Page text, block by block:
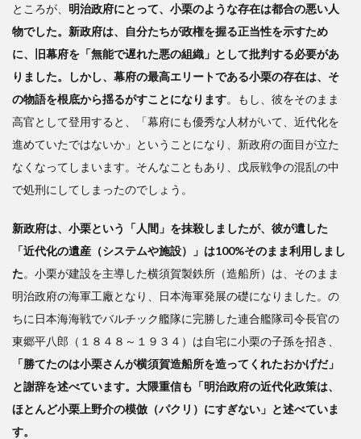
ところが、 明治政府にとって、小栗のような存在は都合の悪い人
物でした。新政府は、自分たちが政権を握る正当性を示すため
に、旧幕府を「無能で遅れた悪の組織」として批判する必要があ
りました。しかし、幕府の最高エリートである小栗の存在は、そ
の物語を根底から揺るがすことになります。もし、彼をそのまま
高官として登用すると、「幕府にも優秀な人材がいて、近代化を
進めていたではないか」ということになり、新政府の面目が立た
なくなってしまいます。そんなこともあり、戊辰戦争の混乱の中
で処刑にしてしまったのでしょう。
新政府は、小栗という「人間」を抹殺しましたが、彼が遺した
「近代化の遺産（システムや施設）」は100%そのまま利用しまし
た。小栗が建設を主導した横須賀製鉄所（造船所）は、そのまま
明治政府の海軍工廠となり、日本海軍発展の礎になりました。の
ちに日本海海戦でバルチック艦隊に完勝した連合艦隊司令長官の
東郷平八郎（１８４８～１９３４）は自宅に小栗の子孫を招き、
「勝てたのは小栗さんが横須賀造船所を造ってくれたおかげだ」
と謝辞を述べています。大隈重信も「明治政府の近代化政策は、
ほとんど小栗上野介の模倣（パクリ）にすぎない」と述べていま
す。